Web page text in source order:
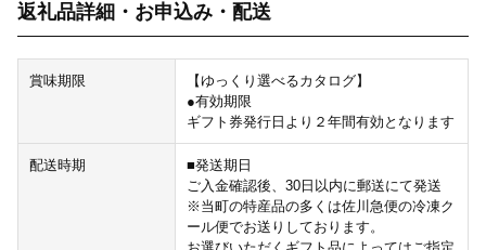
返礼品詳細・お申込み・配送
賞味期限
【ゆっくり選べるカタログ】
●有効期限
ギフト券発行日より２年間有効となります
配送時期
■発送期日
ご入金確認後、30日以内に郵送にて発送
※当町の特産品の多くは佐川急便の冷凍ク
ール便でお送りしております。